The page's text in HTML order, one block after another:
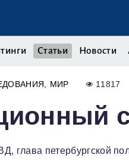
Статьи Новости
МИР 11817
глава петербургской